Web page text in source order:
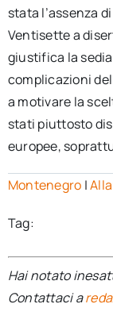
stata l’assenza
Ventisette a
giustifica la
complicazioni
a motivare la
stati piuttosto
europee,
Montenegro |
Tag:
Hai notato
Contattaci a